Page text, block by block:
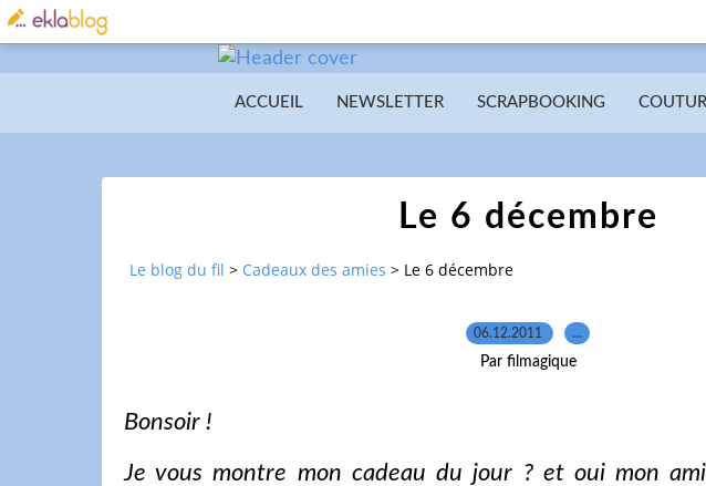
ACCUEIL NEWSLETTER SCRAPBOOKING
Le 6 décembre
Le blog du fil > Cadeaux des amies > Le 6 décembre
06.12.2011 …
Par filmagique
Bonsoir !
Je vous montre mon cadeau du jour ? et oui mon